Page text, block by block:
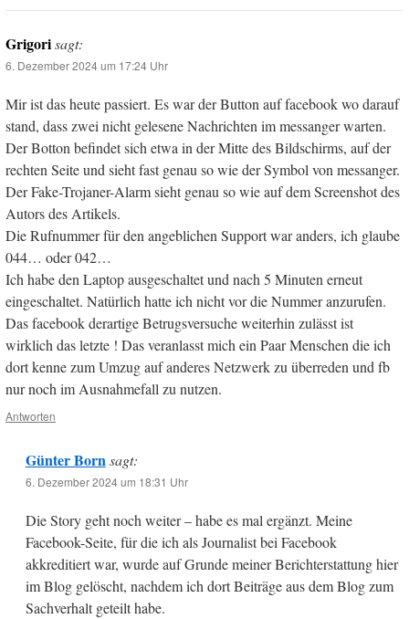
Grigorisagt:
6. Dezember 2024 um 17:24 Uhr
Mir ist das heute passiert. Es war der Button auf facebook wo darauf
stand, dass zwei nicht gelesene Nachrichten im messanger warten.
Der Botton befindet sich etwa in der Mitte des Bildschirms, auf der
rechten Seite und sieht fast genau so wie der Symbol von messanger.
Der Fake-Trojaner-Alarm sieht genau so wie auf dem Screenshot des
Autors des Artikels.
Die Rufnummer für den angeblichen Support war anders, ich glaube
044… oder 042…
Ich habe den Laptop ausgeschaltet und nach 5 Minuten erneut
eingeschaltet. Natürlich hatte ich nicht vor die Nummer anzurufen.
Das facebook derartige Betrugsversuche weiterhin zulässt ist
wirklich das letzte ! Das veranlasst mich ein Paar Menschen die ich
dort kenne zum Umzug auf anderes Netzwerk zu überreden und fb
nur noch im Ausnahmefall zu nutzen.
Antworten
Günter Born sagt:
6. Dezember 2024 um 18:31 Uhr
Die Story geht noch weiter – habe es mal ergänzt. Meine
Facebook-Seite, für die ich als Journalist bei Facebook
akkreditiert war, wurde auf Grunde meiner Berichterstattung hier
im Blog gelöscht, nachdem ich dort Beiträge aus dem Blog zum
Sachverhalt geteilt habe.